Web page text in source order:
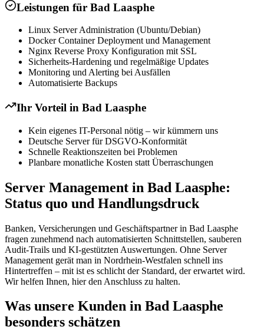
Leistungen für Bad Laasphe
Linux Server Administration (Ubuntu/Debian)
Docker Container Deployment und Management
Nginx Reverse Proxy Konfiguration mit SSL
Sicherheits-Hardening und regelmäßige Updates
Monitoring und Alerting bei Ausfällen
Automatisierte Backups
Ihr Vorteil in Bad Laasphe
Kein eigenes IT-Personal nötig – wir kümmern uns
Deutsche Server für DSGVO-Konformität
Schnelle Reaktionszeiten bei Problemen
Planbare monatliche Kosten statt Überraschungen
Server Management in Bad Laasphe:
Status quo und Handlungsdruck
Banken, Versicherungen und Geschäftspartner in Bad Laasphe
fragen zunehmend nach automatisierten Schnittstellen, sauberen
Audit-Trails und KI-gestützten Auswertungen. Ohne Server
Management gerät man in Nordrhein-Westfalen schnell ins
Hintertreffen – mit ist es schlicht der Standard, der erwartet wird.
Wir helfen Ihnen, hier den Anschluss zu halten.
Was unsere Kunden in Bad Laasphe
besonders schätzen